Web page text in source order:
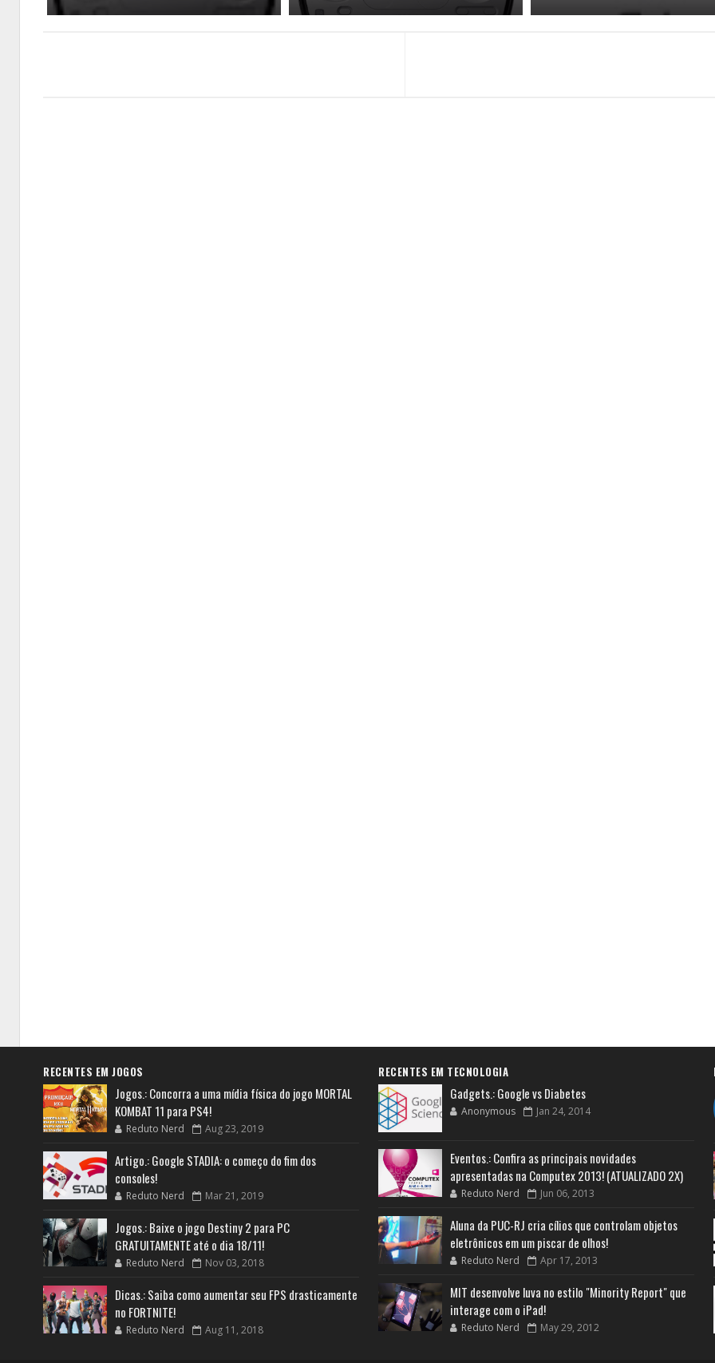
RECENTES EM JOGOS
Jogos.: Concorra a uma mídia física do jogo MORTAL
KOMBAT 11 para PS4!
Reduto Nerd Aug 23, 2019
Artigo.: Google STADIA: o começo do fim dos
consoles!
Reduto Nerd Mar 21, 2019
Jogos.: Baixe o jogo Destiny 2 para PC
GRATUITAMENTE até o dia 18/11!
Reduto Nerd Nov 03, 2018
Dicas.: Saiba como aumentar seu FPS drasticamente
no FORTNITE!
Reduto Nerd Aug 11, 2018
RECENTES EM TECNOLOGIA
Gadgets.: Google vs Diabetes
Anonymous Jan 24, 2014
Eventos.: Confira as principais novidades
apresentadas na Computex 2013! (ATUALIZADO 2X)
Reduto Nerd Jun 06, 2013
Aluna da PUC-RJ cria cílios que controlam objetos
eletrônicos em um piscar de olhos!
Reduto Nerd Apr 17, 2013
MIT desenvolve luva no estilo "Minority Report" que
interage com o iPad!
Reduto Nerd May 29, 2012